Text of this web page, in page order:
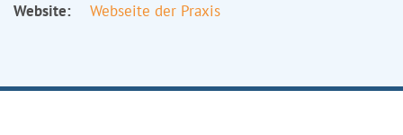
Website:
Webseite der Praxis